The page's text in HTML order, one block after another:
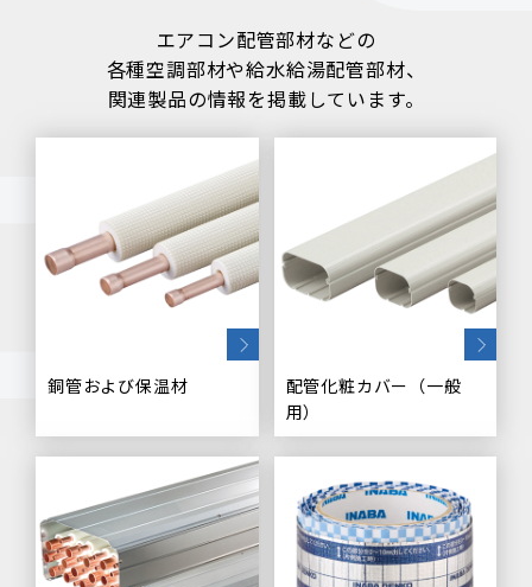
エアコン配管部材などの
各種空調部材や給水給湯配管部材、
関連製品の情報を掲載しています。
銅管および保温材
配管化粧カバー（一般
用）